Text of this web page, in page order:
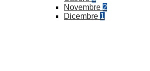
Novembre 2
Dicembre 1